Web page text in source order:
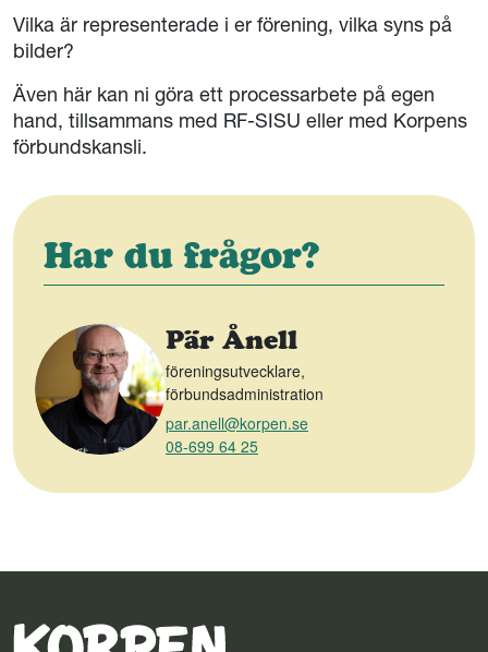
Vilka är representerade i er förening, vilka syns på
bilder?
Även här kan ni göra ett processarbete på egen
hand, tillsammans med RF-SISU eller med Korpens
förbundskansli.
Har du frågor?
Pär Ånell
föreningsutvecklare,
förbundsadministration
par.anell@korpen.se
08-699 64 25